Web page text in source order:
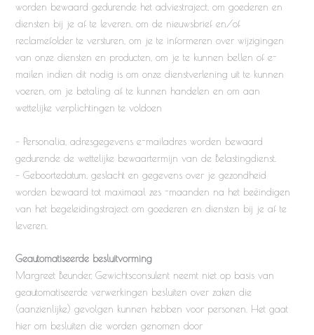
worden bewaard gedurende het adviestraject, om goederen en
diensten bij je af te leveren, om de nieuwsbrief en/of
reclamefolder te versturen, om je te informeren over wijzigingen
van onze diensten en producten, om je te kunnen bellen of e-
mailen indien dit nodig is om onze dienstverlening uit te kunnen
voeren, om je betaling af te kunnen handelen en om aan
wettelijke verplichtingen te voldoen
– Personalia, adresgegevens e-mailadres worden bewaard
gedurende de wettelijke bewaartermijn van de Belastingdienst.
– Geboortedatum, geslacht en gegevens over je gezondheid
worden bewaard tot maximaal zes -maanden na het beëindigen
van het begeleidingstraject om goederen en diensten bij je af te
leveren.
Geautomatiseerde besluitvorming
Margreet Beunder, Gewichtsconsulent neemt niet op basis van
geautomatiseerde verwerkingen besluiten over zaken die
(aanzienlijke) gevolgen kunnen hebben voor personen. Het gaat
hier om besluiten die worden genomen door